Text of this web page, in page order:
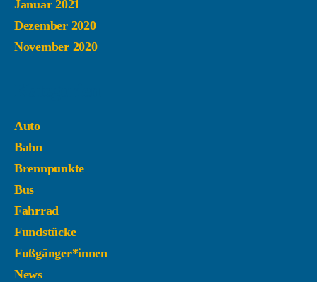
Januar 2021
Dezember 2020
November 2020
Auto
Bahn
Brennpunkte
Bus
Fahrrad
Fundstücke
Fußgänger*innen
News